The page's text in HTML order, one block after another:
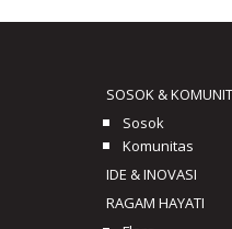
SOSOK &
Sosok
Komunitas
IDE & INOVASI
RAGAM HAYATI